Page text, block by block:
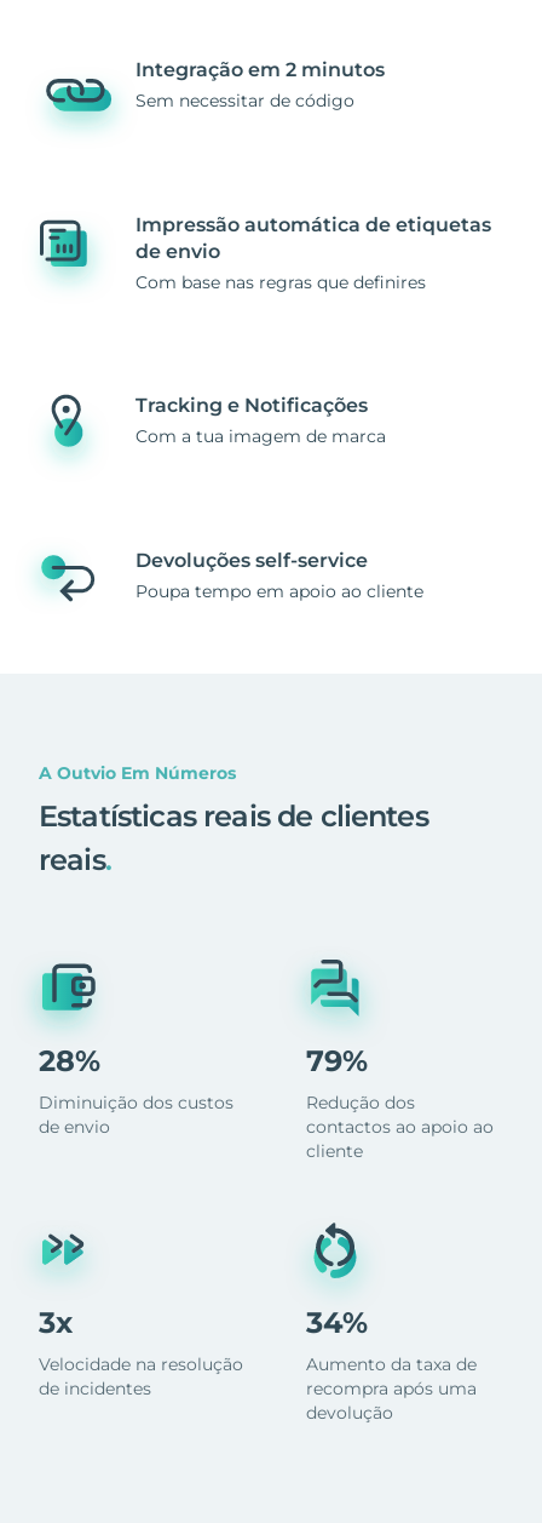
Integração em 2 minutos
Sem necessitar de código
Impressão automática de etiquetas
de envio
Com base nas regras que definires
Tracking e Notificações
Com a tua imagem de marca
Devoluções self-service
Poupa tempo em apoio ao cliente
A Outvio Em Números
Estatísticas reais de clientes
reais.
28%
Diminuição dos custos
de envio
3x
Velocidade na resolução
de incidentes
79%
Redução dos
contactos ao apoio ao
cliente
34%
Aumento da taxa de
recompra após uma
devolução